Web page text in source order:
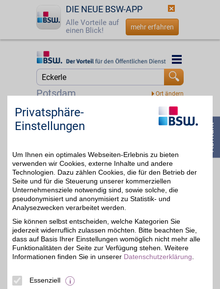
DIE NEUE BSW-APP
Alle Vorteile auf
einen Blick!
mehr erfahren
Startseite
☎ 0800 - 279 25 82
Potsdam
Startseite
BestChoice style&beauty Gutschein
Schön fühlen, sich selbst
Anlass vereint in einem
Gutschein. Perfekt für
kleine Verwöhnmomente
oder ein frisches Update.
Mit BSW im Vorteil.
Zum Partnerprofil
© BSW Verbraucher-Service
Privatsphäre-
Einstellungen
Um Ihnen ein optimales Webseiten-Erlebnis zu bieten
verwenden wir Cookies, externe Inhalte und andere
Technologien. Dazu zählen Cookies, die für den Betrieb der
Seite und für die Steuerung unserer kommerziellen
Unternehmensziele notwendig sind, sowie solche, die
pseudonymisiert und anonymisiert zu Statistik- und
Analysezwecken verarbeitet werden.
Sie können selbst entscheiden, welche Kategorien Sie
jederzeit widerruflich zulassen möchten. Bitte beachten Sie,
dass auf Basis Ihrer Einstellungen womöglich nicht mehr alle
Funktionalitäten der Seite zur Verfügung stehen. Weitere
Informationen finden Sie in unserer Datenschutzerklärung
Essenziell